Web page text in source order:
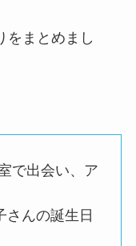
をまとめまし
で出会い、ア
さんの誕生日